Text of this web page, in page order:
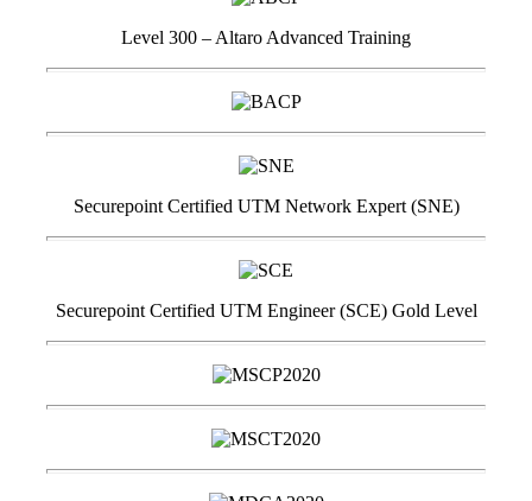
Level 300 – Altaro Advanced Training
Securepoint Certified UTM Network Expert (SNE)
Securepoint Certified UTM Engineer (SCE) Gold Level